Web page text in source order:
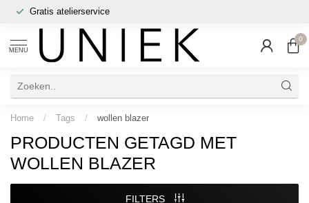
Gratis atelierservice
MENU
0
Home / Tags / wollen blazer
PRODUCTEN GETAGD MET
WOLLEN BLAZER
FILTERS